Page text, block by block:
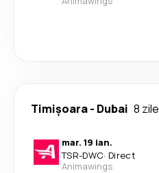
Timișoara- Dubai 8 zile
mar. 19 ian.
TSR-DWC· Direct
Animawings